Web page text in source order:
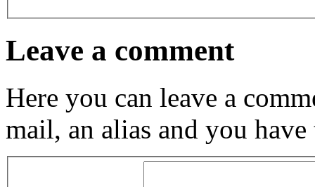
Leave a comment
Here you can leave a
mail, an alias and you